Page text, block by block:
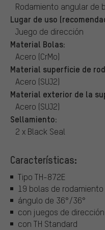
Rodamiento angular de
Lugar de uso
Juego de dirección
Material Bolas:
Acero (CrMo)
Material superficie de
Acero (SUJ2)
Material exterior de la
Acero (SUJ2)
Sellamiento:
2 x Black Seal
Características:
Tipo TH-872E
19 bolas de rodamiento
ángulo de 36°/36°
con juegos de
con TH Standard